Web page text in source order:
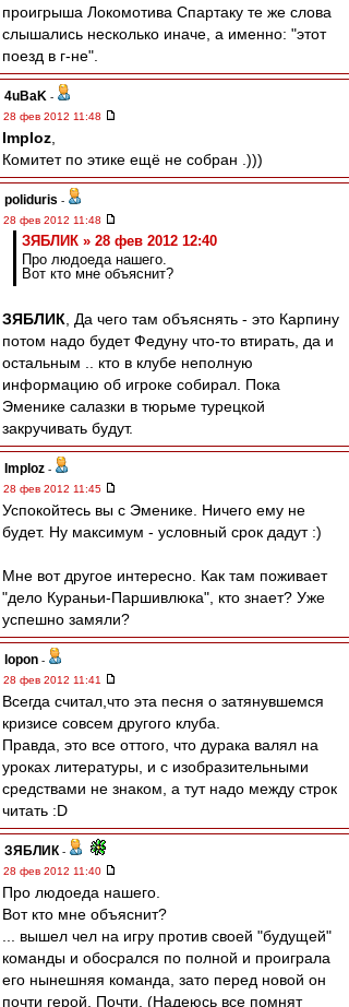
проигрыша Локомотива Спартаку те же слова
слышались несколько иначе, а именно: "этот
поезд в г-не".
4uBaK -
28 фев 2012 11:48
Imploz
Комитет по этике ещё не собран .)))
poliduris -
28 фев 2012 11:48
ЗЯБЛИК » 28 фев 2012 12:40
Про людоеда нашего.
Вот кто мне объяснит?
ЗЯБЛИК , Да чего там объяснять - это Карпину
потом надо будет Федуну что-то втирать, да и
остальным .. кто в клубе неполную
информацию об игроке собирал. Пока
Эменике салазки в тюрьме турецкой
закручивать будут.
Imploz -
28 фев 2012 11:45
Успокойтесь вы с Эменике. Ничего ему не
будет. Ну максимум - условный срок дадут :)
Мне вот другое интересно. Как там поживает
"дело Кураньи-Паршивлюка", кто знает? Уже
успешно замяли?
lopon -
28 фев 2012 11:41
Всегда считал,что эта песня о затянувшемся
кризисе совсем другого клуба.
Правда, это все оттого, что дурака валял на
уроках литературы, и с изобразительными
средствами не знаком, а тут надо между строк
читать :D
ЗЯБЛИК -
28 фев 2012 11:40
Про людоеда нашего.
Вот кто мне объяснит?
... вышел чел на игру против своей "будущей"
команды и обосрался по полной и проиграла
его нынешняя команда, зато перед новой он
почти герой. Почти. (Надеюсь все помнят